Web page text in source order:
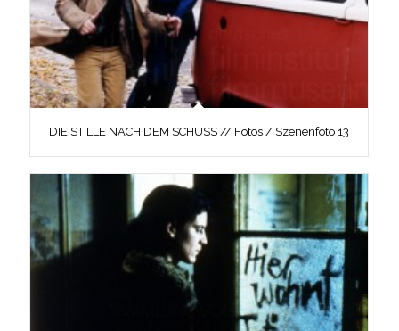
DIE STILLE NACH DEM SCHUSS // Fotos / Szenenfoto 13